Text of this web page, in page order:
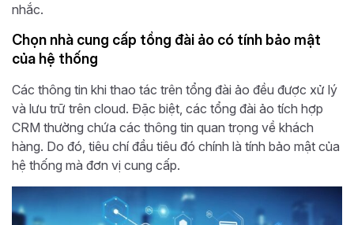
nhắc.
Chọn nhà cung cấp tổng đài ảo có tính bảo mật
của hệ thống
Các thông tin khi thao tác trên tổng đài ảo đều được xử lý
và lưu trữ trên cloud. Đặc biệt, các tổng đài ảo tích hợp
CRM thường chứa các thông tin quan trọng về khách
hàng. Do đó, tiêu chí đầu tiêu đó chính là tính bảo mật của
hệ thống mà đơn vị cung cấp.